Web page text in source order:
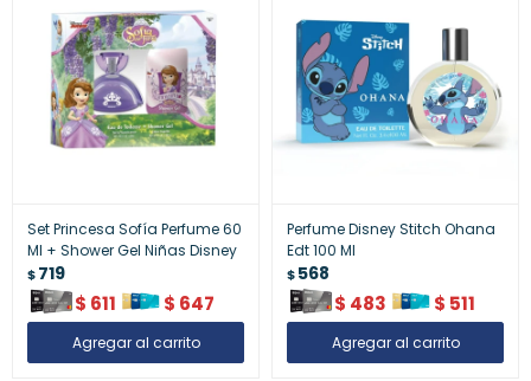
Set Princesa Sofía Perfume 60
Ml + Shower Gel Niñas Disney
$719
$ 611 $ 647
Perfume Disney Stitch Ohana
Edt 100 Ml
$568
$ 483 $ 511